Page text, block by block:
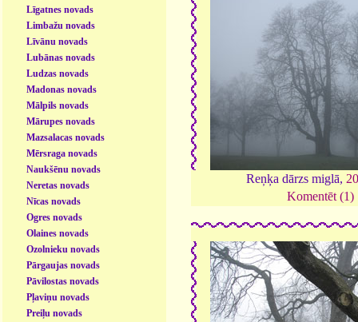
Līgatnes novads
Limbažu novads
Līvānu novads
Lubānas novads
Ludzas novads
Madonas novads
Mālpils novads
Mārupes novads
Mazsalacas novads
Mērsraga novads
Naukšēnu novads
Neretas novads
Nīcas novads
Ogres novads
Olaines novads
Ozolnieku novads
Pārgaujas novads
Pāvilostas novads
Pļaviņu novads
Preiļu novads
Reņķa dārzs miglā,
Komentēt (1)